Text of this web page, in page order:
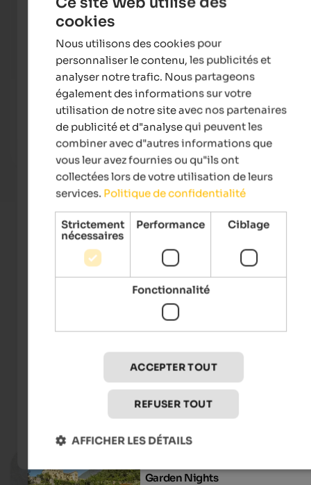
Alpwellhotel Burggräfler
A house to feel at home - surrounded by greenery, with a
natural bathing pond & panoramic sauna, breakfast on
the sun terrace & hiking bliss!
To the hotel
The
Événementsin Meran and environs
Garden Nights
cookies
Nous utilisons des cookies pour
personnaliser le contenu, les publicités et
analyser notre trafic. Nous partageons
également des informations sur votre
utilisation de notre site avec nos partenaires
de publicité et d"analyse qui peuvent les
combiner avec d"autres informations que
vous leur avez fournies ou qu"ils ont
collectées lors de votre utilisation de leurs
services. Politique de confidentialité
Strictement
nécessaires
Performance Ciblage
Fonctionnalité
ACCEPTER TOUT
REFUSER TOUT
AFFICHER LES DÉTAILS